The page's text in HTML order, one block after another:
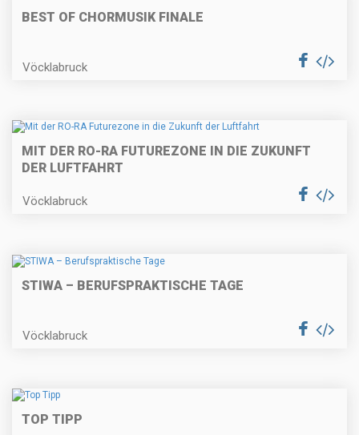
BEST OF CHORMUSIK FINALE
Vöcklabruck
MIT DER RO-RA FUTUREZONE IN DIE ZUKUNFT
DER LUFTFAHRT
Vöcklabruck
STIWA – BERUFSPRAKTISCHE TAGE
Vöcklabruck
TOP TIPP